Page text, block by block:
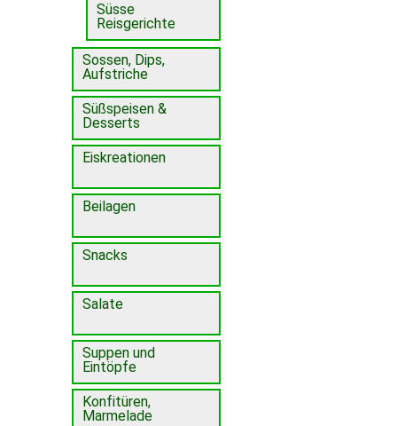
Süsse
Reisgerichte
Sossen, Dips,
Aufstriche
Süßspeisen &
Desserts
Eiskreationen
Beilagen
Snacks
Salate
Suppen und
Eintöpfe
Konfitüren,
Marmelade